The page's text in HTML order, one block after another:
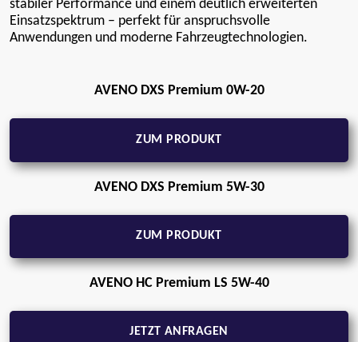
stabiler Performance und einem deutlich erweiterten
Einsatzspektrum – perfekt für anspruchsvolle
Anwendungen und moderne Fahrzeugtechnologien.
AVENO DXS Premium 0W-20
ZUM PRODUKT
AVENO DXS Premium 5W-30
ZUM PRODUKT
AVENO HC Premium LS 5W-40
JETZT ANFRAGEN